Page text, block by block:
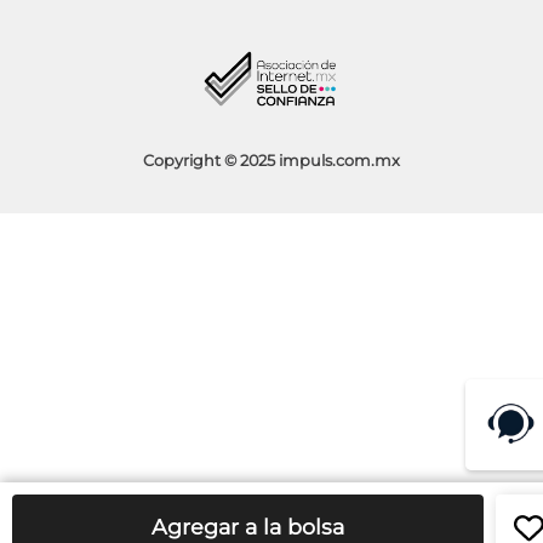
Agregar a la bolsa
Aviso de Privacidad
Copyright © 2025 impuls.com.mx